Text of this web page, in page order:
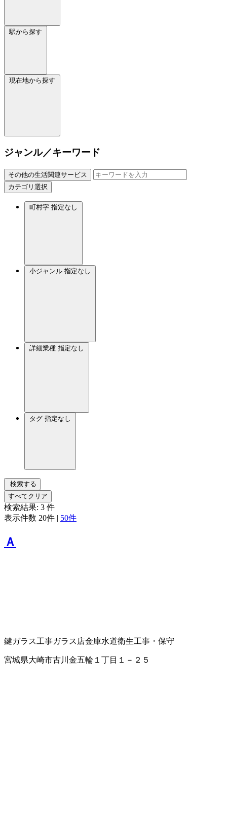
駅から探す
現在地から探す
ジャンル／キーワード
その他の生活関連サービス
カテゴリ選択
町村字 指定なし
小ジャンル 指定なし
詳細業種 指定なし
タグ 指定なし
検索する
すべてクリア
検索結果: 3 件
表示件数 20件 | 50件
Ａ
鍵ガラス工事ガラス店金庫水道衛生工事・保守
宮城県大崎市古川金五輪１丁目１－２５